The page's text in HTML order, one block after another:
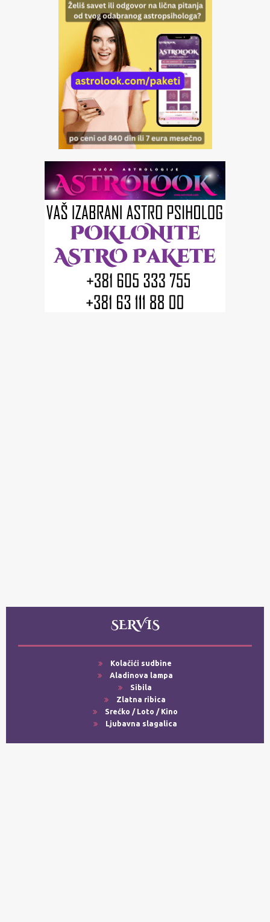
SERVIS
Kolačići sudbine
Aladinova lampa
Sibila
Zlatna ribica
Srećko / Loto / Kino
Ljubavna slagalica